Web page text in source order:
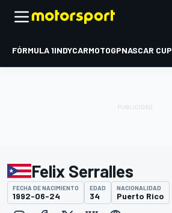
FÓRMULA 1INDYCARMOTOGPNASCAR CUP
Felix Serralles
FECHA DE NACIMIENTO
1992-06-24
EDAD
34
NACIONALIDAD
Puerto Rico